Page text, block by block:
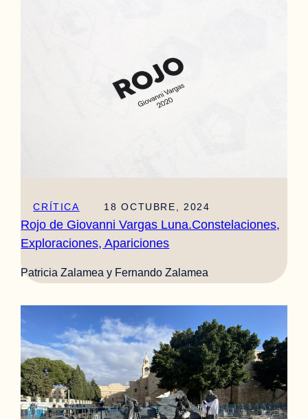
CRÍTICA 18 OCTUBRE, 2024
Rojo de Giovanni Vargas Luna.Constelaciones,
Exploraciones, Apariciones
Patricia Zalamea y Fernando Zalamea